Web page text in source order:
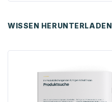
WISSEN HERUNTERLADEN